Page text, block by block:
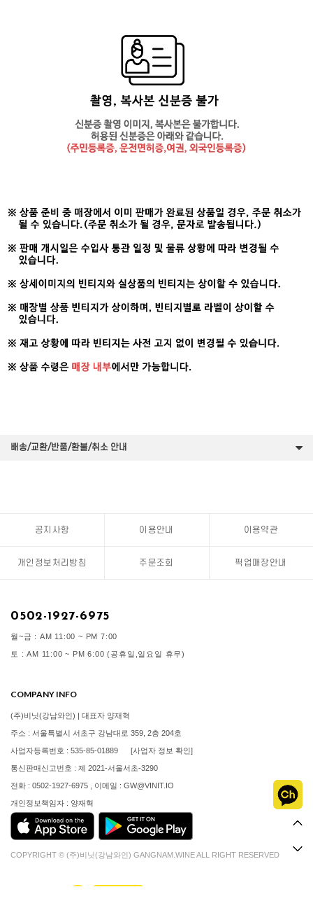
배송/교환/반품/환불/취소 안내
공지사항 이용안내 이용약관
개인정보처리방침 주문조회 픽업매장안내
0502-1927-6975
월~금 : AM 11:00 ~ PM 7:00
토 : AM 11:00 ~ PM 6:00 (공휴일,일요일 휴무)
COMPANY INFO
(주)비닛(강남와인) | 대표자 양재혁
주소 : 서울특별시 서초구 강남대로 359, 2층 204호
사업자등록번호 : 535-85-01889 [사업자 정보 확인]
통신판매신고번호 : 제 2021-서울서초-3290
전화 : 0502-1927-6975 , 이메일 : GW@VINIT.IO
개인정보책임자 : 양재혁
COPYRIGHT © (주)비닛(강남와인) GANGNAM.WINE ALL RIGHT RESERVED